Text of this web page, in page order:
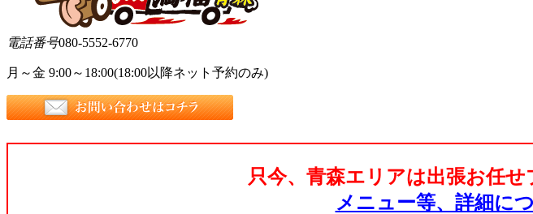
電話番号080-5552-6770
月～金 9:00～18:00(18:00以降ネット予約のみ)
只今、青森エリアは出張お任せ
メニュー等、詳細に